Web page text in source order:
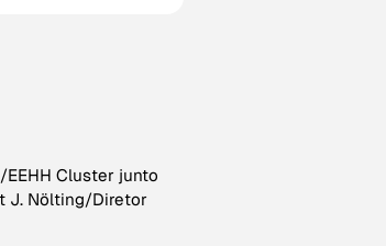
Cluster junto
J. Nölting/Diretor